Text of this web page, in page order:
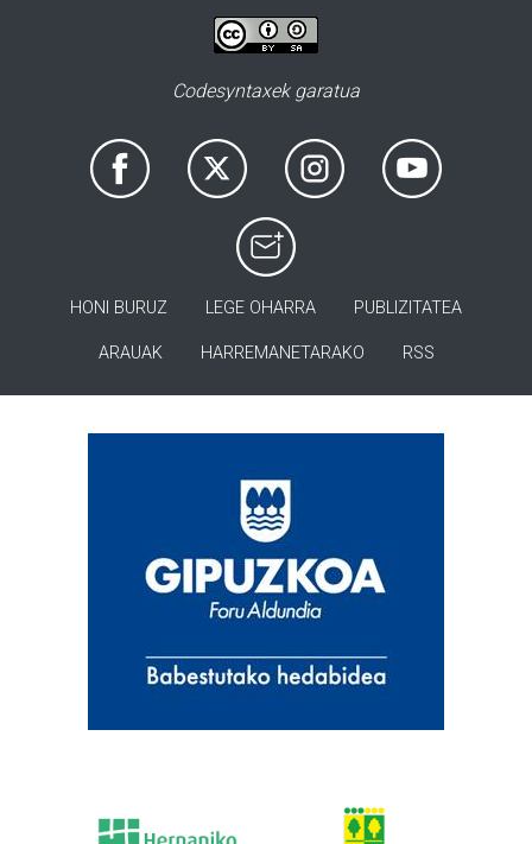
Codesyntaxek garatua
HONI BURUZ LEGE OHARRA PUBLIZITATEA
ARAUAK HARREMANETARAKO RSS